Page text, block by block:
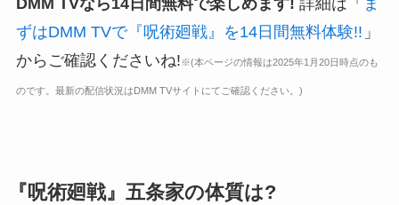
DMM TVなら14日間無料で楽しめます! 詳細は「 ま
ずはDMM TVで『呪術廻戦』を14日間無料体験!! 」
からご確認くださいね!※(本ページの情報は2025年1月20日時点のも
のです。最新の配信状況はDMM TVサイトにてご確認ください。)
『呪術廻戦』五条家の体質は?